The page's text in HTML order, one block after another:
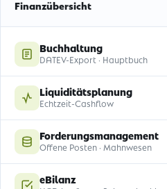
Finanzübersicht
Buchhaltung
DATEV-Export · Hauptbuch
Liquiditätsplanung
Echtzeit-Cashflow
Forderungsmanagement
Offene Posten · Mahnwesen
eBilanz